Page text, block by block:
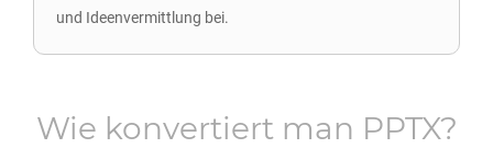
und Ideenvermittlung bei.
Wie konvertiert man PPTX?